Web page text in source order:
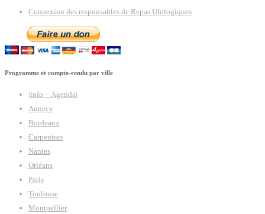
Connexion des responsables de Repas Ufologiques
Programme et compte-rendu par ville
|info – Agenda|
Annecy
Bordeaux
Carpentras
Nantes
Orléans
Paris
Toulouse
Montpellier